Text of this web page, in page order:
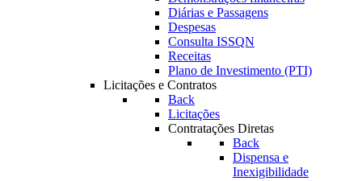
Diárias e Passagens
Despesas
Consulta ISSQN
Receitas
Plano de Investimento (PTI)
Licitações e Contratos
Back
Licitações
Contratações Diretas
Back
Dispensa e
Inexigibilidade